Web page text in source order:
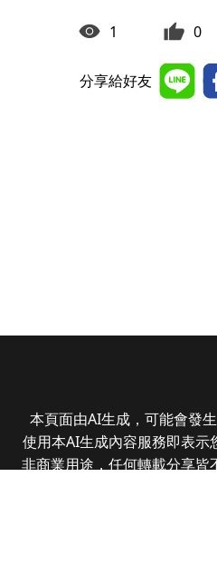
1 0
分享給好友
本頁面由AI生成，可能會發
使用本AI生成內容服務即表示
非商業用途，任何轉載分享